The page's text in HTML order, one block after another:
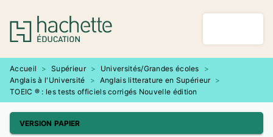
MENU RECHERCHE
PIED DE PAGE
Accueil > Supérieur > Universités/Grandes écoles
>
Anglais à l'Université
> Anglais litterature en Supérieur >
TOEIC ® : les tests officiels corrigés Nouvelle édition
VERSION PAPIER